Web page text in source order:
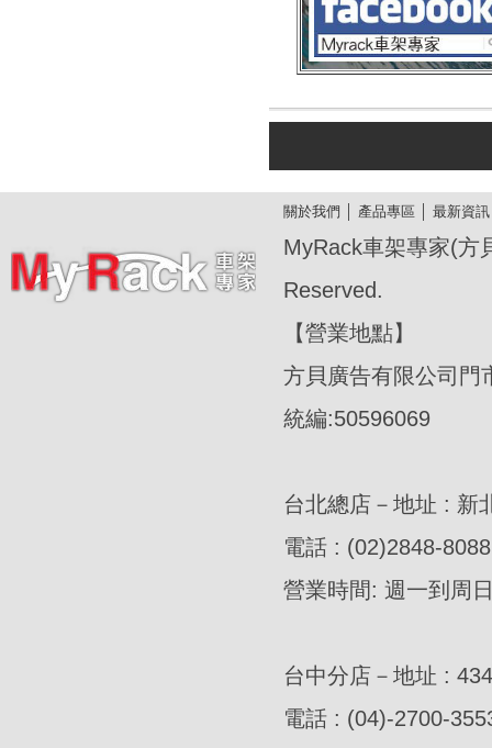
關於我們 產品專區 最新資訊
MyRack車架專家(方
Reserved.
【營業地點】
方貝廣告有限公司門
統編:50596069
台北總店－地址 : 新
電話 : (02)2848-8088
營業時間: 週一到周
台中分店－地址 :
電話 : (04)-2700-